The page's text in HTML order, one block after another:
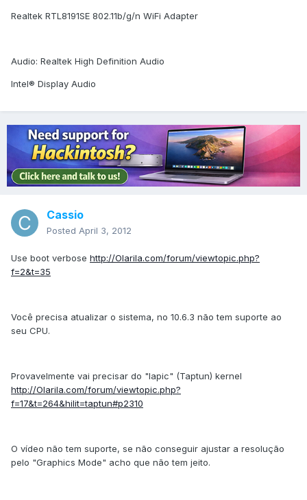
Realtek RTL8191SE 802.11b/g/n WiFi Adapter
Audio: Realtek High Definition Audio
Intel® Display Audio
Cassio
Posted April 3, 2012
Use boot verbose http://Olarila.com/forum/viewtopic.php?
f=2&t=35
Você precisa atualizar o sistema, no 10.6.3 não tem suporte ao
seu CPU.
Provavelmente vai precisar do "lapic" (Taptun) kernel
http://Olarila.com/forum/viewtopic.php?
f=17&t=264&hilit=taptun#p2310
O vídeo não tem suporte, se não conseguir ajustar a resolução
pelo "Graphics Mode" acho que não tem jeito.